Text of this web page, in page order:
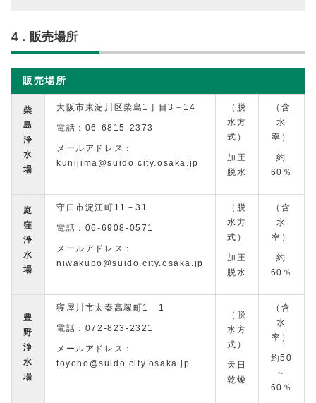
4．販売場所
販売場所
柴
島
浄
水
場
大阪市東淀川区柴島1丁目3－14
電話：06-6815-2373
メールアドレス：
kunijima@suido.city.osaka.jp
（脱
水方
式）
加圧
脱水
（含
水
率）
約
60％
庭
窪
浄
水
場
守口市淀江町11－31
電話：06-6908-0571
メールアドレス：
niwakubo@suido.city.osaka.jp
（脱
水方
式）
加圧
脱水
（含
水
率）
約
60％
豊
野
浄
水
場
寝屋川市太秦高塚町1－1
電話：072-823-2321
メールアドレス：
toyono@suido.city.osaka.jp
（脱
水方
式）
天日
乾燥
（含
水
率）
約50
～
60％